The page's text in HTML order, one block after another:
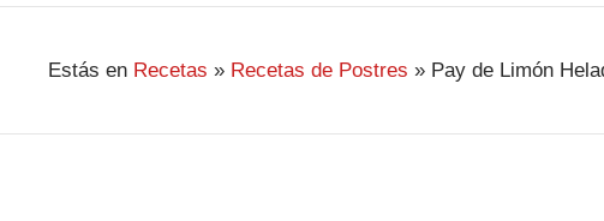
Estás en Recetas » Recetas de Postres » Pay de Limón